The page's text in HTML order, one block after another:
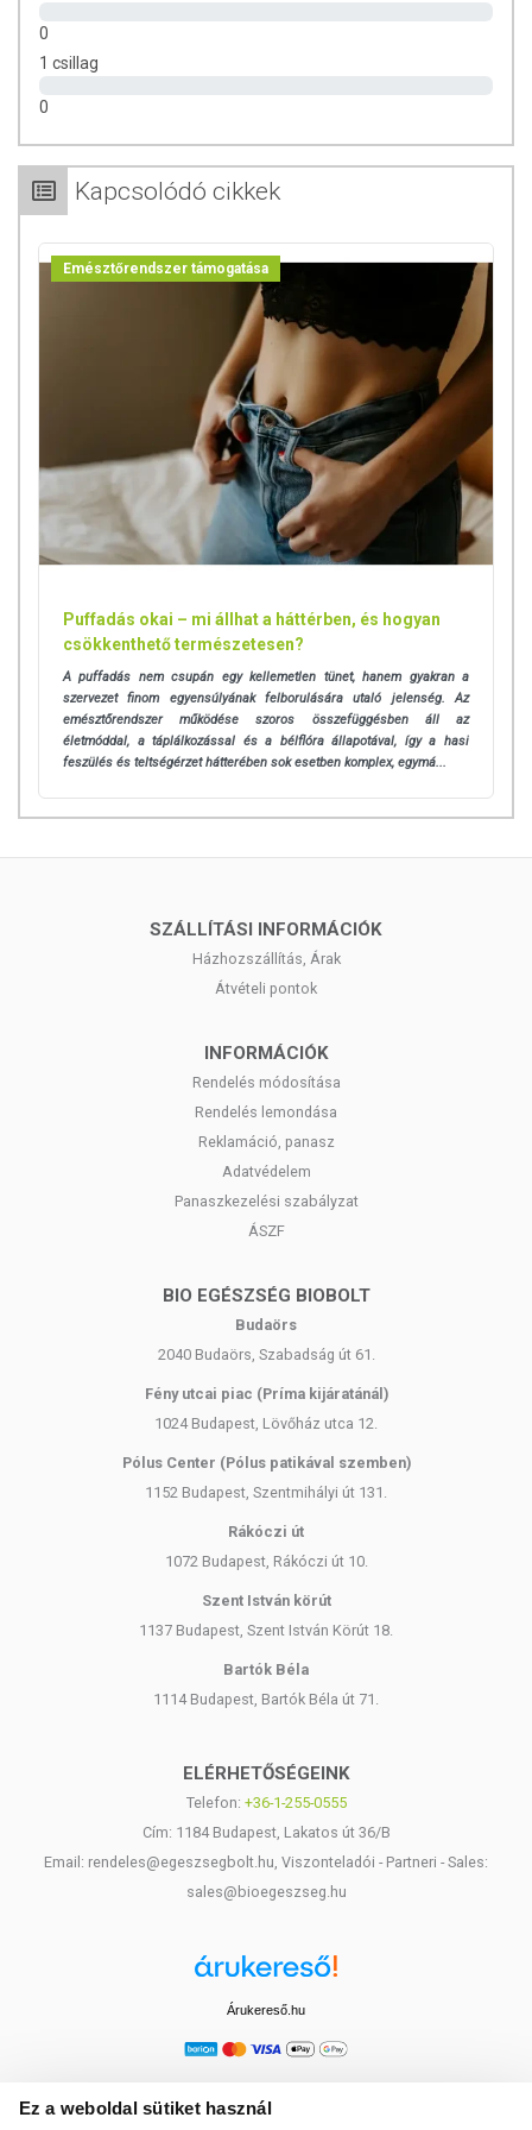
Ez a weboldal sütiket használ
0
1 csillag
0
Kapcsolódó cikkek
Emésztőrendszer támogatása
Puffadás okai – mi állhat a háttérben, és hogyan
csökkenthető természetesen?
A puffadás nem csupán egy kellemetlen tünet, hanem gyakran a
szervezet finom egyensúlyának felborulására utaló jelenség. Az
emésztőrendszer működése szoros összefüggésben áll az
életmóddal, a táplálkozással és a bélflóra állapotával, így a hasi
feszülés és teltségérzet hátterében sok esetben komplex, egymá...
SZÁLLÍTÁSI INFORMÁCIÓK
Házhozszállítás, Árak
Átvételi pontok
INFORMÁCIÓK
Rendelés módosítása
Rendelés lemondása
Reklamáció, panasz
Adatvédelem
Panaszkezelési szabályzat
ÁSZF
BIO EGÉSZSÉG BIOBOLT
Budaörs
2040 Budaörs, Szabadság út 61.
Fény utcai piac (Príma kijáratánál)
1024 Budapest, Lövőház utca 12.
Pólus Center (Pólus patikával szemben)
1152 Budapest, Szentmihályi út 131.
Rákóczi út
1072 Budapest, Rákóczi út 10.
Szent István körút
1137 Budapest, Szent István Körút 18.
Bartók Béla
1114 Budapest, Bartók Béla út 71.
ELÉRHETŐSÉGEINK
Telefon: +36-1-255-0555
Cím: 1184 Budapest, Lakatos út 36/B
Email: rendeles@egeszsegbolt.hu, Viszonteladói - Partneri - Sales:
sales@bioegeszseg.hu
Árukereső.hu